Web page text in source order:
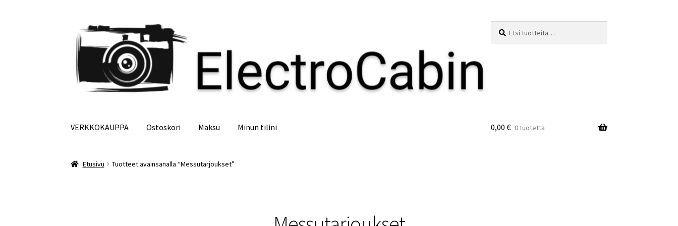
Siirry
navigointiin
Siirry
sisältöön
VERKKOKAUPPA Ostoskori Maksu Minun tilini
Etusivu Maksu Minun tilini Ostoskori
0,00 € 0 tuotetta
Etusivu Tuotteet avainsanalla “Messutarjoukset”